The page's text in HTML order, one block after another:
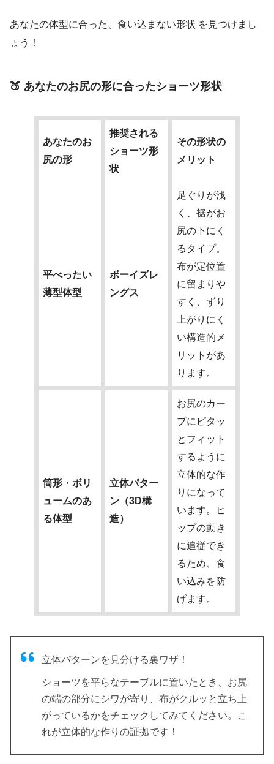
あなたの体型に合った、食い込まない形状 を見つけまし
ょう！
🍑 あなたのお尻の形に合ったショーツ形状
あなたのお
尻の形
推奨される
ショーツ形
状
その形状の
メリット
平べったい
薄型体型
ボーイズレ
ングス
足ぐりが浅
く、裾がお
尻の下にく
るタイプ。
布が定位置
に留まりや
すく、ずり
上がりにく
い構造的メ
リットがあ
ります。
筒形・ボリ
ュームのあ
る体型
立体パター
ン（3D構
造）
お尻のカー
ブにピタッ
とフィット
するように
立体的な作
りになって
います。ヒ
ップの動き
に追従でき
るため、食
い込みを防
げます。
立体パターンを見分ける裏ワザ！
ショーツを平らなテーブルに置いたとき、お尻
の端の部分にシワが寄り、布がクルッと立ち上
がっているかをチェックしてみてください。こ
れが立体的な作りの証拠です！